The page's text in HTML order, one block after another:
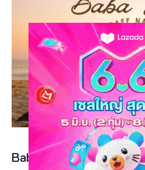
Baba Soul Cafe Natai